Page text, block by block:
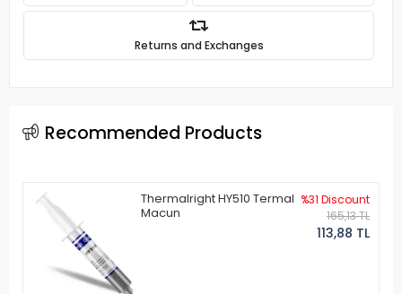
Returns and Exchanges
Recommended Products
Thermalright HY510 Termal
Macun
%31 Discount
165,13 TL
113,88 TL